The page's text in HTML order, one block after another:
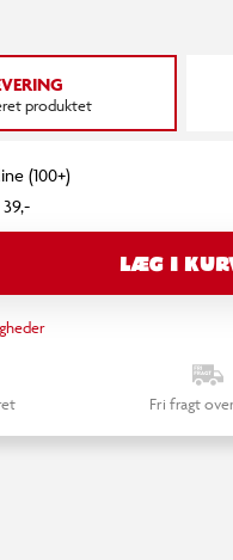
produktet
(100+)
LÆG I
Fri fragt